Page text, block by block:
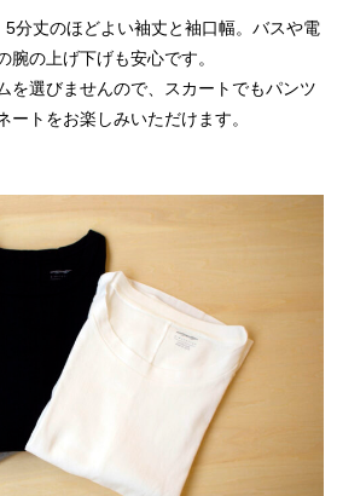
分丈のほどよい袖丈と袖口幅。バスや電
の上げ下げも安心です。
を選びませんので、スカートでもパンツ
ートをお楽しみいただけます。